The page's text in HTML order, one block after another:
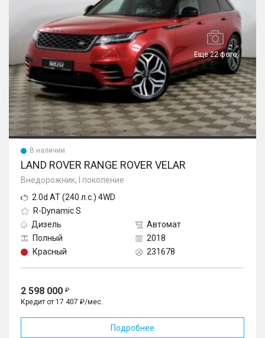
Еще 22 фото
В наличии
LAND ROVER RANGE ROVER VELAR
Внедорожник, I поколение
2.0d AT (240 л.с.) 4WD
R-Dynamic S
Дизель
Автомат
Полный
2018
Красный
231678
2 598 000
Кредит от 17 407 ₽/мес.
Подробнее